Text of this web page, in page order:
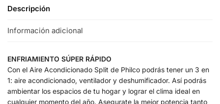
Descripción
Información adicional
ENFRIAMIENTO SÚPER RÁPIDO
Con el Aire Acondicionado Split de Philco podrás tener un 3 en
1: aire acondicionado, ventilador y deshumificador. Así podrás
ambientar los espacios de tu hogar y lograr el clima ideal en
cualquier momento del año. Asegurate la mejor potencia tanto